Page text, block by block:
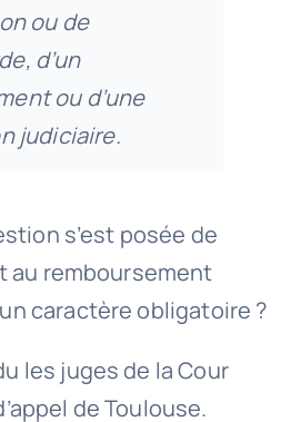
ou de
d’un
ou d’une
judiciaire.
s’est posée de
au remboursement
caractère obligatoire ?
les juges de la Cour
de Toulouse.